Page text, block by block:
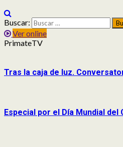
Buscar:
Ver online
PrimateTV
Tras la caja de luz.
Especial por el Día Mundial del